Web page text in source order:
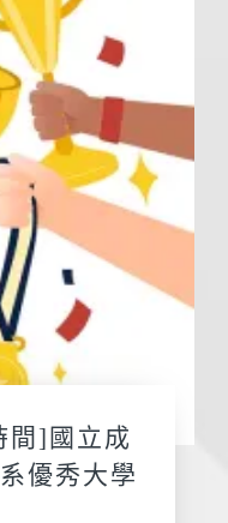
間]國立成
優秀大學